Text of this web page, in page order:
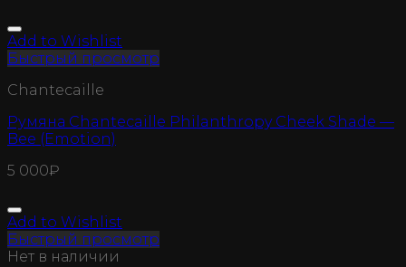
Add to Wishlist
Быстрый просмотр
Chantecaille
Румяна Chantecaille Philanthropy Cheek Shade —
Bee (Emotion)
5 000₽
Add to Wishlist
Быстрый просмотр
Нет в наличии